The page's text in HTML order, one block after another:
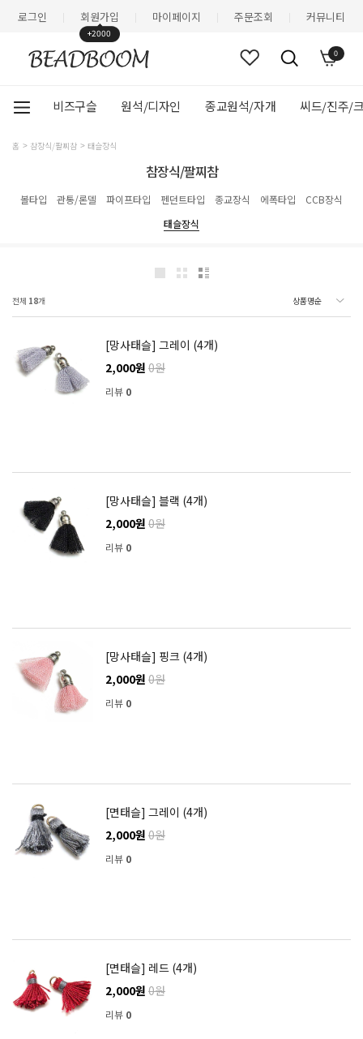
로그인 회원가입
+2000
마이페이지 주문조회 커뮤니티
0
비즈구슬 원석/디자인 종교원석/자개 씨드/진주/
홈 참장식/팔찌참 태슬장식
참장식/팔찌참
볼타입 관통/론델 파이프타입 펜던트타입 종교장식 에폭타입
CCB장식
태슬장식
전체 18개
[망사태슬] 그레이 (4개)
2,000원 0원
리뷰 0
[망사태슬] 블랙 (4개)
2,000원 0원
리뷰 0
[망사태슬] 핑크 (4개)
2,000원 0원
리뷰 0
[면태슬] 그레이 (4개)
2,000원 0원
리뷰 0
[면태슬] 레드 (4개)
2,000원 0원
리뷰 0